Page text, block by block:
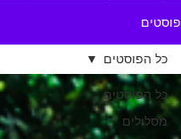
פוסטים
כל הפוסטים
מסלולים
כל הפוסטים